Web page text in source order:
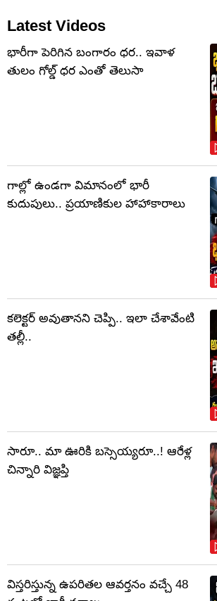
Latest Videos
భారీగా పెరిగిన బంగారం ధర.. ఇవాళ
తులం గోల్డ్‌ ధర ఎంతో తెలుసా
గాల్లో ఉండగా విమానంలో భారీ
కుదుపులు.. ప్రయాణికుల హాహాకారాలు
కలెక్టర్‌ అవుతానని చెప్పి.. ఇలా చేశావేంటి
తల్లీ..
సారూ.. మా ఊరికి బస్సెయ్యరూ..! ఆరేళ్ల
చిన్నారి విజ్ఞప్తి
విస్తరిస్తున్న ఉపరితల ఆవర్తనం వచ్చే 48